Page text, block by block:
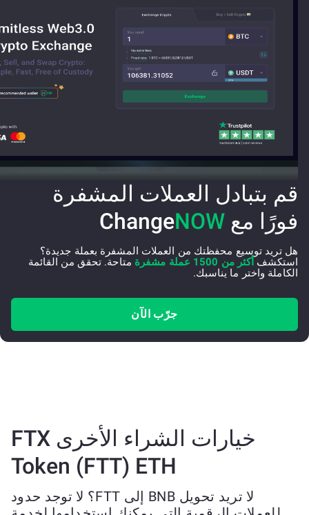
قم بتبادل العملات المشفرة
فورًا مع Change NOW
هل تريد توسيع محفظتك من العملات المشفرة بعملة جديدة؟
استكشف أكثر من 1500 عملة مشفرة
متاحة. تحقق من القائمة
الكاملة واختر ما يناسبك.
جرّب الآن
خيارات الشراء الأخرى FTX
Token (FTT) ETH
لا تريد تحويل BNB إلى FTT؟ لا توجد حدود